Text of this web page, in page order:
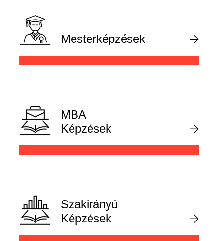
Mesterképzések
MBA
Képzések
Szakirányú
Képzések